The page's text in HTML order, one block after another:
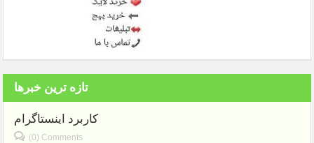
تازه ترین خبرها
کاربرد اینستاگرام
(0) Comments